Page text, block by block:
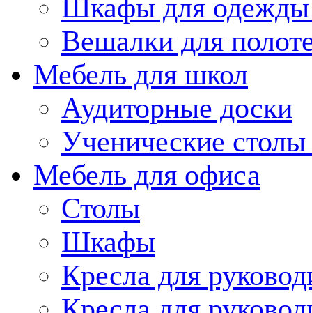
Шкафы для одежды
Вешалки для
Мебель для школ
Аудиторные доски
Ученические столы
Мебель для офиса
Столы
Шкафы
Кресла для